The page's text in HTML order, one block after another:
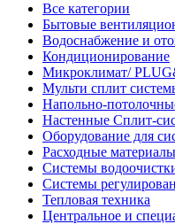
Все категории
Бытовые
Водоснабжение и
Кондиционирование
Микроклимат/
Мульти сплит
Напольно-
Настенные Сплит-
Оборудование для
Расходные
Системы
Системы
Тепловая техника
Центральное и